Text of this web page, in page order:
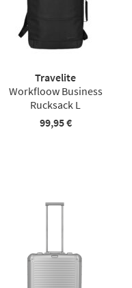
Travelite
Workfloow Business
Rucksack L
99,95 €